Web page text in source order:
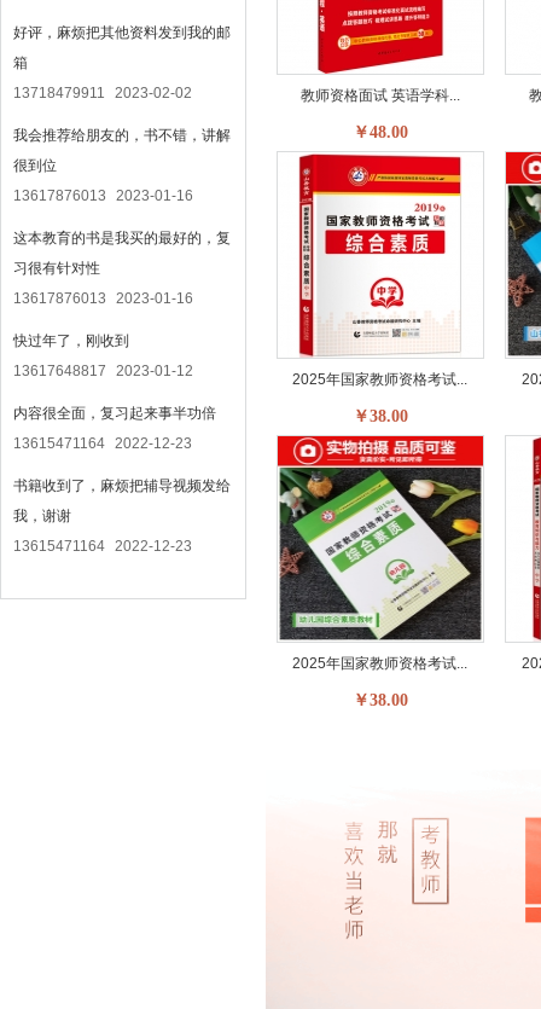
好评，麻烦把其他资料发到我的邮
箱
13718479911
2023-02-02
我会推荐给朋友的，书不错，讲解
很到位
13617876013
2023-01-16
这本教育的书是我买的最好的，复
习很有针对性
13617876013
2023-01-16
快过年了，刚收到
13617648817
2023-01-12
内容很全面，复习起来事半功倍
13615471164 2022-12-23
书籍收到了，麻烦把辅导视频发给
我，谢谢
13615471164 2022-12-23
教师资格面试 英语学科...
￥48.00
2025年国家教师资格考试...
￥38.00
2025年国家教师资格考试...
￥38.00